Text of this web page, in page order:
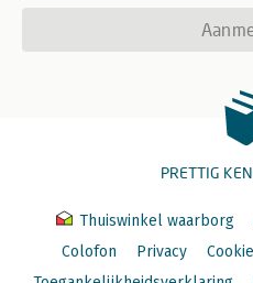
PRETTIG
Thuiswinkel waarborg
Colofon
Privacy